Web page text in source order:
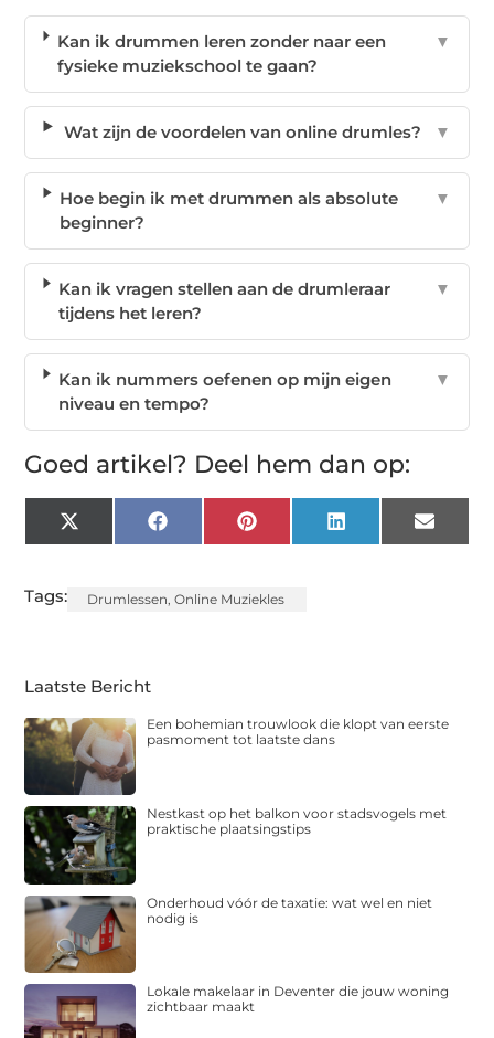
Kan ik drummen leren zonder naar een
fysieke muziekschool te gaan?
▼
Wat zijn de voordelen van online drumles? ▼
Hoe begin ik met drummen als absolute
beginner?
▼
Kan ik vragen stellen aan de drumleraar
tijdens het leren?
▼
Kan ik nummers oefenen op mijn eigen
niveau en tempo?
▼
Goed artikel? Deel hem dan op:
X
(Twitter)
FacebookPinterest LinkedIn Email
Tags: Drumlessen,Online Muziekles
Laatste Bericht
Een bohemian trouwlook die klopt van eerste
pasmoment tot laatste dans
Nestkast op het balkon voor stadsvogels met
praktische plaatsingstips
Onderhoud vóór de taxatie: wat wel en niet
nodig is
Lokale makelaar in Deventer die jouw woning
zichtbaar maakt